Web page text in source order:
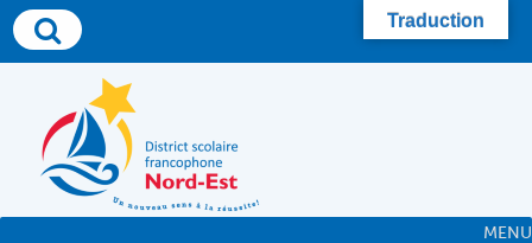
Skip
to
content
MENU
Traduction